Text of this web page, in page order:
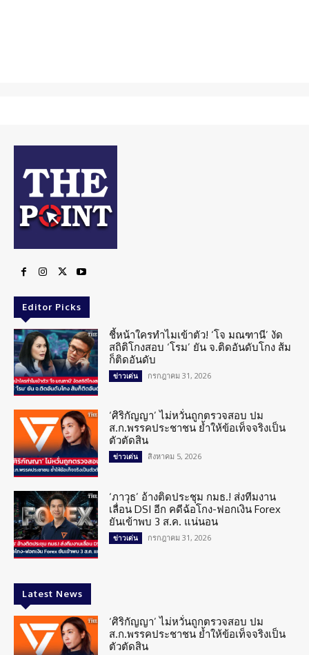
Editor Picks
ชี้หน้าใครทำไมเข้าตัว! ‘โจ มณฑานี’ งัด
สถิติโกงสอบ ‘โรม’ ยัน จ.ติดอันดับโกง ส้ม
ก็ติดอันดับ
ข่าวเด่น กรกฎาคม 31, 2026
‘ศิริกัญญา’ ไม่หวั่นถูกตรวจสอบ ปม
ส.ก.พรรคประชาชน ย้ำให้ข้อเท็จจริงเป็น
ตัวตัดสิน
ข่าวเด่น สิงหาคม 5, 2026
‘ภาวุธ’ อ้างติดประชุม กมธ.! ส่งทีมงาน
เลื่อน DSI อีก คดีฉ้อโกง-ฟอกเงิน Forex
ยันเข้าพบ 3 ส.ค. แน่นอน
ข่าวเด่น กรกฎาคม 31, 2026
Latest News
‘ศิริกัญญา’ ไม่หวั่นถูกตรวจสอบ ปม
ส.ก.พรรคประชาชน ย้ำให้ข้อเท็จจริงเป็น
ตัวตัดสิน